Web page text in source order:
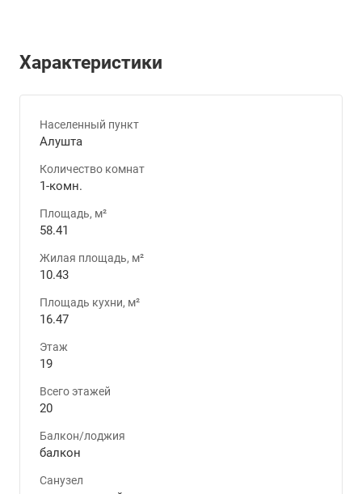
Характеристики
Населенный пункт
Алушта
Количество комнат
1-комн.
Площадь, м²
58.41
Жилая площадь, м²
10.43
Площадь кухни, м²
16.47
Этаж
19
Всего этажей
20
Балкон/лоджия
балкон
Санузел